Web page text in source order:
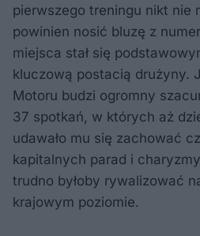
pierwszego treningu nikt nie
powinien nosić bluzę z
miejsca stał się
kluczową postacią drużyny.
Motoru budzi ogromny
37 spotkań, w których aż
udawało mu się zachować
kapitalnych parad i
trudno byłoby rywalizować
krajowym poziomie.